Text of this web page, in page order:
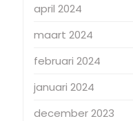
april 2024
maart 2024
februari 2024
januari 2024
december 2023